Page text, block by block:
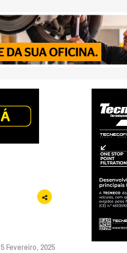
5 Fevereiro, 2025